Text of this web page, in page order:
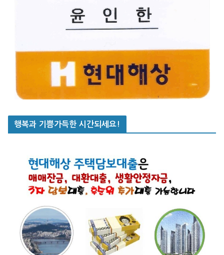
행복과 기쁨가득한 시간되세요!